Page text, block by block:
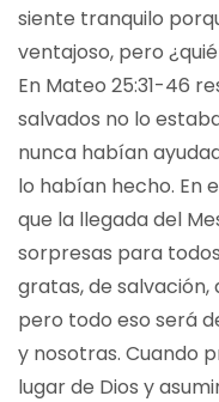
siente tranquilo
ventajoso, pero
En Mateo 25:31-46
salvados no lo
nunca habían
lo habían hecho. En
que la llegada del
sorpresas para
gratas, de salvación,
pero todo eso será
y nosotras. Cuando
lugar de Dios y